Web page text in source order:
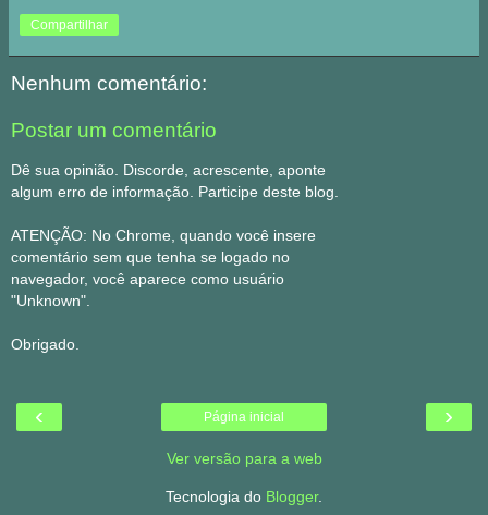
Compartilhar
Nenhum comentário:
Postar um comentário
Dê sua opinião. Discorde, acrescente, aponte
algum erro de informação. Participe deste blog.
ATENÇÃO: No Chrome, quando você insere
comentário sem que tenha se logado no
navegador, você aparece como usuário
"Unknown".
Obrigado.
‹ ›
Página inicial
Ver versão para a web
Tecnologia do Blogger.